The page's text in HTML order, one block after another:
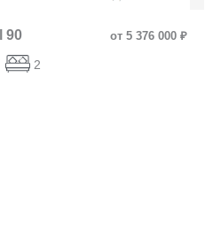
90 от 5 376 000 ₽
2